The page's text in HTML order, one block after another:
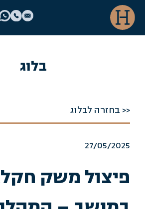
בלוג
<< בחזרה לבלוג
27/05/2025
פיצול משק